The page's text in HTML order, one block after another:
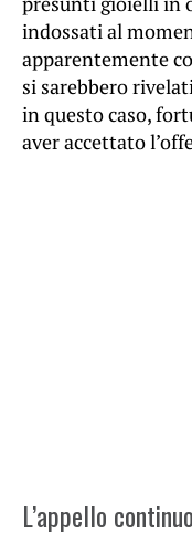
indossati al
apparentemente
si sarebbero
in questo caso,
aver accettato
L’appello